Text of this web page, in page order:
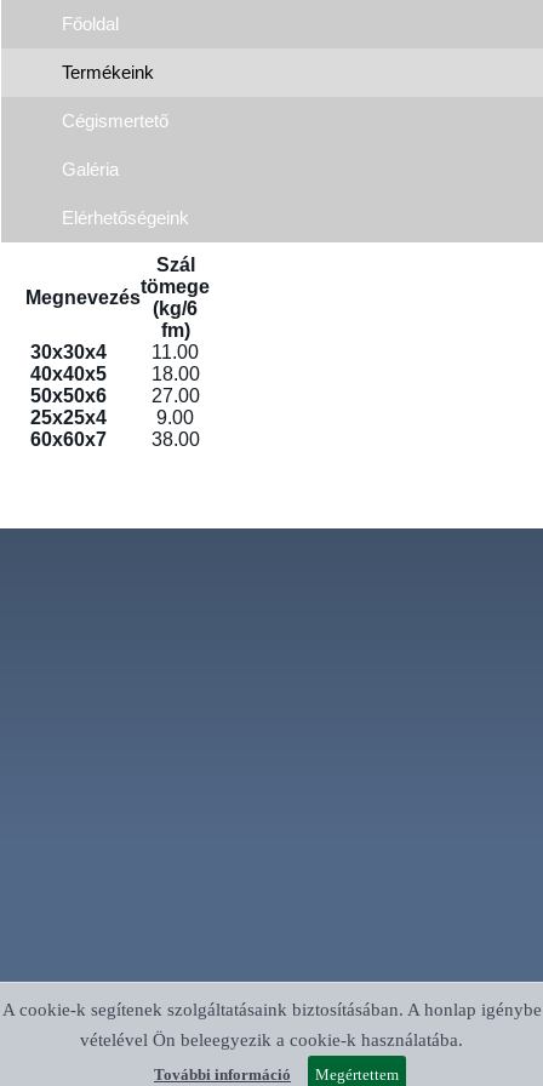
A cookie-k segítenek szolgáltatásaink biztosításában. A honlap igénybe
vételével Ön beleegyezik a cookie-k használatába.
További információ Megértettem
Főoldal
Termékeink
Cégismertető
Galéria
Elérhetőségeink
Megnevezés
Szál
tömege
(kg/6
fm)
30x30x4
11.00
40x40x5
18.00
50x50x6
27.00
25x25x4
9.00
60x60x7
38.00